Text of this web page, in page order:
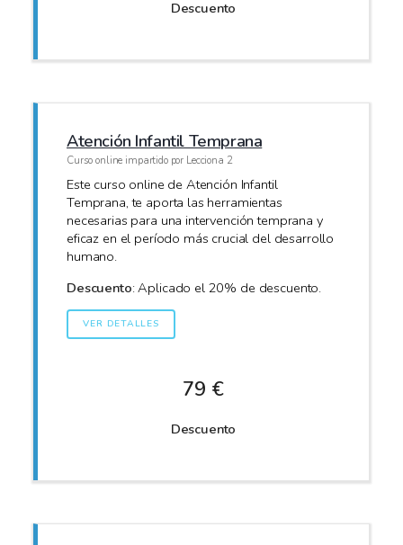
Descuento
Atención Infantil Temprana
Curso online impartido por Lecciona 2
Este curso online de Atención Infantil
Temprana, te aporta las herramientas
necesarias para una intervención temprana y
eficaz en el período más crucial del desarrollo
humano.
Descuento: Aplicado el 20% de descuento.
VER DETALLES
79 €
Descuento